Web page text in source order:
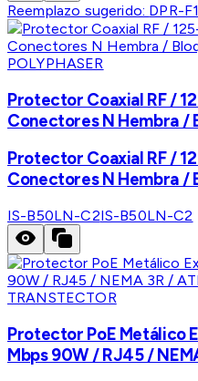
Reemplazo sugerido: DPR-
POLYPHASER
Protector Coaxial RF /
Conectores N Hembra /
Protector Coaxial RF /
Conectores N Hembra /
IS-B50LN-C2IS-B50LN-C2
TRANSTECTOR
Protector PoE Metálico
Mbps 90W / RJ45 /